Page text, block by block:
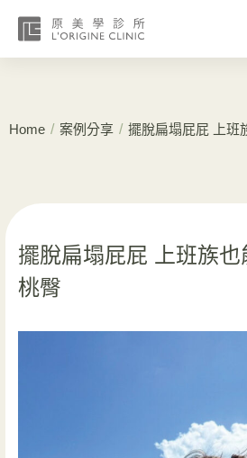
Home / 案例分享 / 擺脫扁塌屁屁 上班
擺脫扁塌屁屁 上班族
桃臀